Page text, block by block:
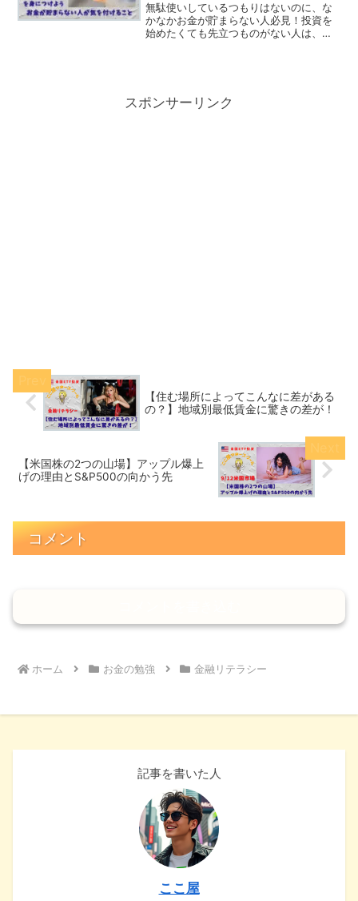
無駄使いしているつもりはないのに、な
かなかお金が貯まらない人必見！投資を
始めたくても先立つものがない人は、浪
スポンサーリンク
【住む場所によってこんなに差がある
の？】地域別最低賃金に驚きの差が！
【米国株の2つの山場】アップル爆上
げの理由とS&P500の向かう先
コメント
ホーム お金の勉強 金融リテラシー
記事を書いた人
ここ屋